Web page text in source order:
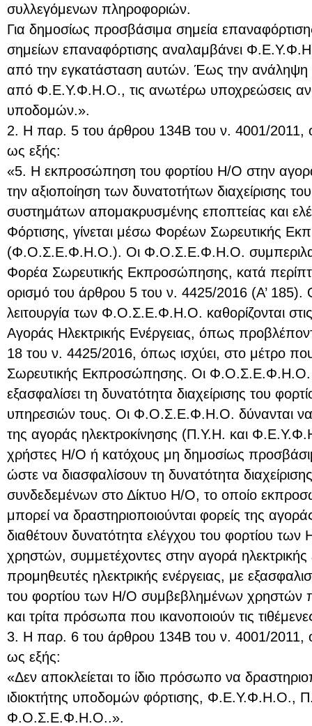
συλλεγόμενων πληροφοριών.
Για δημοσίως προσβάσιμα σημεία
σημείων επαναφόρτισης αναλαμβάνει
από την εγκατάσταση αυτών. Έως την ανάληψη
από Φ.Ε.Υ.Φ.Η.Ο., τις ανωτέρω υποχρεώσεις
υποδομών.».
2. Η παρ. 5 του άρθρου 134Β του ν. 4001/2011,
ως εξής:
«5. Η εκπροσώπηση του φορτίου Η/Ο στην αγορά
την αξιοποίηση των δυνατοτήτων διαχείρισης
συστημάτων απομακρυσμένης εποπτείας και
Φόρτισης, γίνεται μέσω Φορέων Σωρευτικής
(Φ.Ο.Σ.Ε.Φ.Η.Ο.). Οι Φ.Ο.Σ.Ε.Φ.Η.Ο.
Φορέα Σωρευτικής Εκπροσώπησης, κατά
ορισμό του άρθρου 5 του ν. 4425/2016 (Α’ 185).
λειτουργία των Φ.Ο.Σ.Ε.Φ.Η.Ο. καθορίζονται
Αγοράς Ηλεκτρικής Ενέργειας, όπως
18 του ν. 4425/2016, όπως ισχύει, στο μέτρο
Σωρευτικής Εκπροσώπησης. Οι Φ.Ο.Σ.Ε.Φ.Η.Ο.
εξασφαλίσει τη δυνατότητα διαχείρισης του
υπηρεσιών τους. Οι Φ.Ο.Σ.Ε.Φ.Η.Ο. δύνανται να
της αγοράς ηλεκτροκίνησης (Π.Υ.Η. και
χρήστες Η/Ο ή κατόχους μη δημοσίως
ώστε να διασφαλίσουν τη δυνατότητα
συνδεδεμένων στο Δίκτυο Η/Ο, το οποίο
μπορεί να δραστηριοποιούνται φορείς της
διαθέτουν δυνατότητα ελέγχου του φορτίου
χρηστών, συμμετέχοντες στην αγορά
προμηθευτές ηλεκτρικής ενέργειας, με
του φορτίου των Η/Ο συμβεβλημένων
και τρίτα πρόσωπα που ικανοποιούν τις
3. Η παρ. 6 του άρθρου 134Β του ν. 4001/2011,
ως εξής:
«Δεν αποκλείεται το ίδιο πρόσωπο να
ιδιοκτήτης υποδομών φόρτισης, Φ.Ε.Υ.Φ.Η.Ο.,
Φ.Ο.Σ.Ε.Φ.Η.Ο..».